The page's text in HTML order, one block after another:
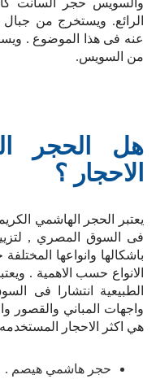
والسويس حجر السانت
الرائع. ويستخرج من
عنه فى هذا الموضوع .
من السويس.
هل الحجر
الاحجار ؟
يعتبر الحجر الهاشمي
فى السوق المصري ,
باشكالها وانواعها
الانواع حسب الاهمية .
الطبيعية انتشارا فى
واجهات المباني والقصور
هي اكثر الاحجار
حجر هاشمي هيصم .